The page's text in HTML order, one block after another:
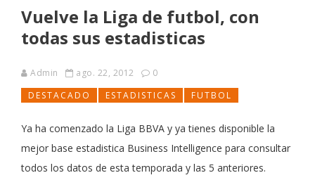
Vuelve la Liga de futbol, con
todas sus estadisticas
Admin ago. 22, 2012
0
DESTACADO
ESTADISTICAS FUTBOL
Ya ha comenzado la Liga BBVA y ya tienes disponible la
mejor base estadistica Business Intelligence para consultar
todos los datos de esta temporada y las 5 anteriores.